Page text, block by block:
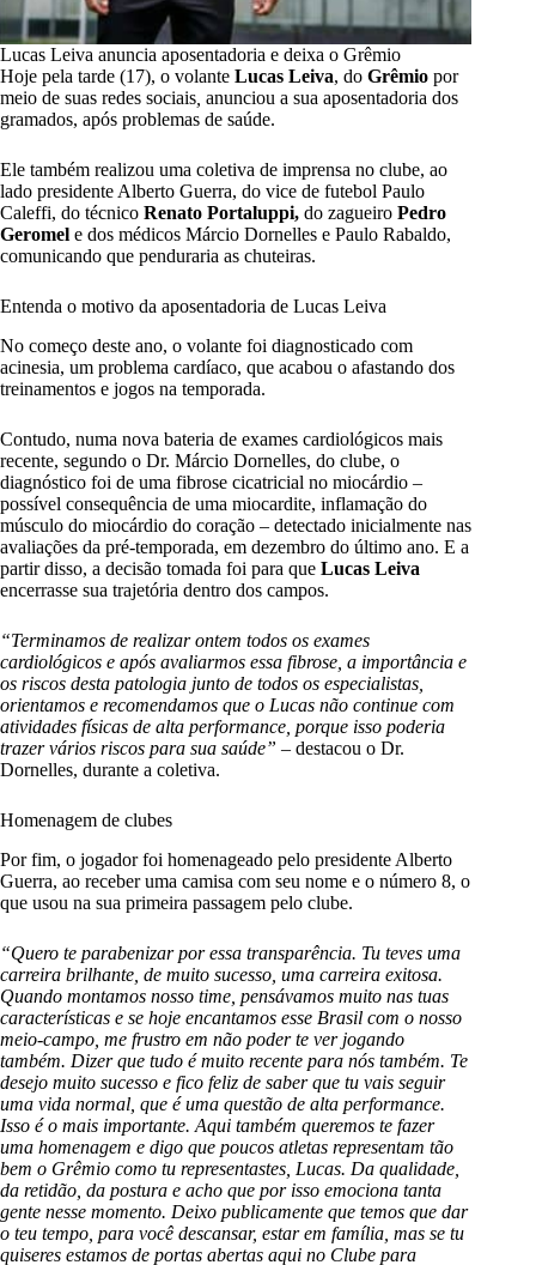
Lucas Leiva anuncia aposentadoria e deixa o Grêmio
Hoje pela tarde (17), o volante Lucas Leiva, do Grêmio por
meio de suas redes sociais anunciou a sua aposentadoria dos
gramados, após problemas de saúde.
Ele também realizou uma coletiva de imprensa no clube, ao
lado presidente Alberto Guerra, do vice de futebol Paulo
Caleffi, do técnico Renato Portaluppi, do zagueiro Pedro
Geromel e dos médicos Márcio Dornelles e Paulo Rabaldo,
comunicando que penduraria as chuteiras.
Entenda o motivo da aposentadoria de Lucas Leiva
No começo deste ano, o volante foi diagnosticado com
acinesia, um problema cardíaco, que acabou o afastando dos
treinamentos e jogos na temporada.
Contudo, numa nova bateria de exames cardiológicos mais
recente, segundo o Dr. Márcio Dornelles, do clube, o
diagnóstico foi de uma fibrose cicatricial no miocárdio –
possível consequência de uma miocardite, inflamação do
músculo do miocárdio do coração – detectado inicialmente nas
avaliações da pré-temporada, em dezembro do último ano. E a
partir disso, a decisão tomada foi para que Lucas Leiva
encerrasse sua trajetória dentro dos campos.
“Terminamos de realizar ontem todos os exames
cardiológicos e após avaliarmos essa fibrose, a importância e
os riscos desta patologia junto de todos os especialistas,
orientamos e recomendamos que o Lucas não continue com
atividades físicas de alta performance, porque isso poderia
trazer vários riscos para sua saúde” – destacou o Dr.
Dornelles, durante a coletiva.
Homenagem de clubes
Por fim, o jogador foi homenageado pelo presidente Alberto
Guerra, ao receber uma camisa com seu nome e o número 8, o
que usou na sua primeira passagem pelo clube.
“Quero te parabenizar por essa transparência. Tu teves uma
carreira brilhante, de muito sucesso, uma carreira exitosa.
Quando montamos nosso time, pensávamos muito nas tuas
características e se hoje encantamos esse Brasil com o nosso
meio-campo, me frustro em não poder te ver jogando
também. Dizer que tudo é muito recente para nós também. Te
desejo muito sucesso e fico feliz de saber que tu vais seguir
uma vida normal, que é uma questão de alta performance.
Isso é o mais importante. Aqui também queremos te fazer
uma homenagem e digo que poucos atletas representam tão
bem o Grêmio como tu representastes, Lucas. Da qualidade,
da retidão, da postura e acho que por isso emociona tanta
gente nesse momento. Deixo publicamente que temos que dar
o teu tempo, para você descansar, estar em família, mas se tu
quiseres estamos de portas abertas aqui no Clube para